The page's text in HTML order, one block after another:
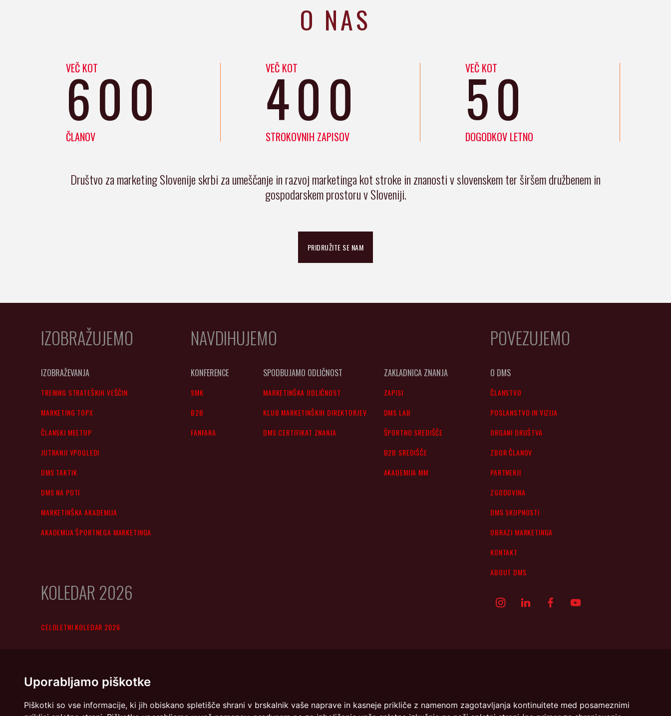
Uporabljamo piškotke
Piškotki so vse informacije, ki jih obiskano spletišče shrani v brskalnik vaše naprave in kasneje prikliče z namenom zagotavljanja kontinuitete med posameznimi
O NAS
VEČ KOT
600
ČLANOV
VEČ KOT
400
STROKOVNIH ZAPISOV
VEČ KOT
50
DOGODKOV LETNO
Društvo za marketing Slovenije skrbi za umeščanje in razvoj marketinga kot stroke in znanosti v slovenskem ter širšem družbenem in
gospodarskem prostoru v Sloveniji.
PRIDRUŽITE SE NAM
IZOBRAŽUJEMO
IZOBRAŽEVANJA
TRENING STRATEŠKIH VEŠČIN
MARKETING TOPX
ČLANSKI MEETUP
JUTRANJI VPOGLEDI
DMS TAKTIK
DMS NA POTI
MARKETINŠKA AKADEMIJA
AKADEMIJA ŠPORTNEGA MARKETINGA
KOLEDAR 2026
CELOLETNI KOLEDAR 2026
NAVDIHUJEMO
KONFERENCE
SMK
B2B
FANFARA
SPODBUJAMO ODLIČNOST
MARKETINŠKA ODLIČNOST
KLUB MARKETINŠKIH DIREKTORJEV
DMS CERTIFIKAT ZNANJA
ZAKLADNICA ZNANJA
ZAPISI
DMS LAB
ŠPORTNO SREDIŠČE
B2B SREDIŠČE
AKADEMIJA MM
POVEZUJEMO
O DMS
ČLANSTVO
POSLANSTVO IN VIZIJA
ORGANI DRUŠTVA
ZBOR ČLANOV
PARTNERJI
ZGODOVINA
DMS SKUPNOSTI
OBRAZI MARKETINGA
KONTAKT
ABOUT DMS
Društvo za marketing Slovenije - DMS | Dimičeva ulica 13 | 1000 Ljubljana